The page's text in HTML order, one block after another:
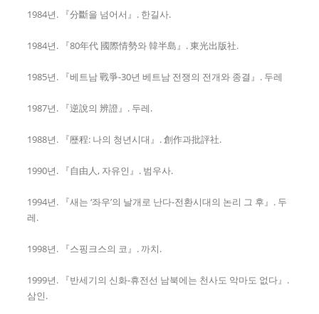
1984년. 『分斷을 넘어서』. 한길사.
1984년. 『80年代 國際情勢와 韓半島』. 東光出版社.
1985년. 『베트남 戰爭-30년 베트남 전쟁의 전개와 종결』. 두레
1987년. 『逆說의 辨證』. 두레.
1988년. 『歷程: 나의 청년시대』. 創作과批評社.
1990년. 『自由人, 자유인』. 범우사.
1994년. 『새는 ‘좌우’의 날개로 난다-전환시대의 논리 그 후』. 두
레.
1998년. 『스핑크스의 코』. 까치.
1999년. 『반세기의 신화-휴전선 남북에는 천사도 악마도 없다』.
삼인.